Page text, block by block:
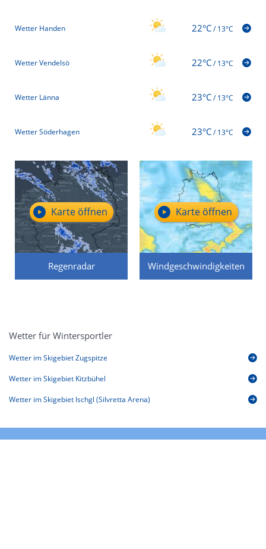
Wetter Handen 22°C/13°C
Wetter Vendelsö 22°C/13°C
Wetter Länna 23°C/13°C
Wetter Söderhagen 23°C/13°C
Regenradar
Karte öffnen
Windgeschwindigkeiten
Karte öffnen
Wetter für Wintersportler
Wetter im Skigebiet Zugspitze
Wetter im Skigebiet Kitzbühel
Wetter im Skigebiet Ischgl (Silvretta Arena)